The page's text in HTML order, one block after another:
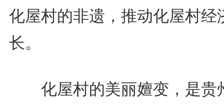
化屋村的非遗，推动化屋村经
长。
化屋村的美丽嬗变，是贵